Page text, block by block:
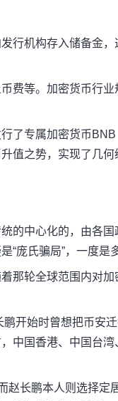
行机构存入储备金
费等。加密货币行业
了专属加密货币
值之势，实现了几
中心化的，由各国
庞氏骗局”，一度是
那轮全球范围内对
开始时曾想把币
中国香港、中国台
长鹏本人则选择定